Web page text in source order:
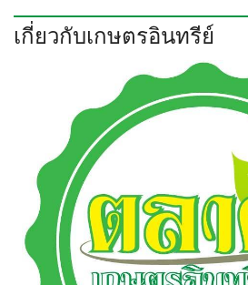
เกี่ยวกับเกษตรอินทรีย์